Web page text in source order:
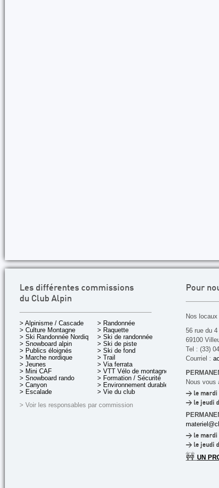
Les différentes commissions
du Club Alpin
> Alpinisme / Cascade
> Culture Montagne
> Ski Randonnée Nordique
> Snowboard alpin
> Publics éloignés
> Marche nordique
> Jeunes
> Mini CAF
> Snowboard rando
> Canyon
> Escalade
> Randonnée
> Raquette
> Ski de randonnée
> Ski de piste
> Ski de fond
> Trail
> Via ferrata
> VTT Vélo de montagne
> Formation / Sécurité
> Environnement durable
> Vie du club
> Voir les responsables par commission
Pour
Nos
56 rue du
69100
Tel : (33)
Courriel :
Nous vous
> le mardi
> le jeudi
> le mardi
> le jeudi
🚧 UN